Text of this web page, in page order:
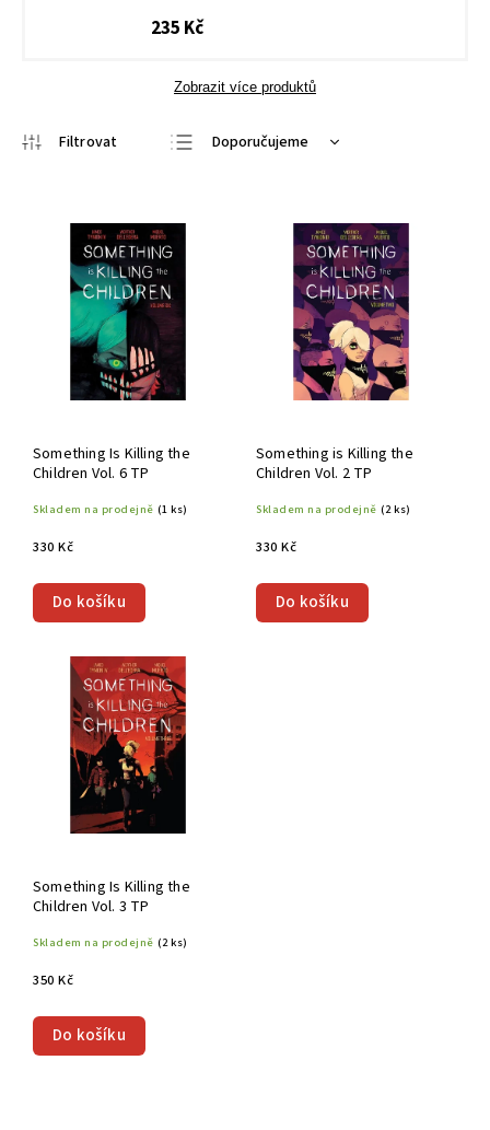
235 Kč
Zobrazit více produktů
Doporučujeme
Nejprodávanější
Something Is Killing the
Children Vol. 6 TP
Skladem na prodejně (1 ks)
330 Kč
Do košíku
Something is Killing the
Children Vol. 2 TP
Skladem na prodejně (2 ks)
330 Kč
Do košíku
Something Is Killing the
Children Vol. 3 TP
Skladem na prodejně (2 ks)
350 Kč
Do košíku